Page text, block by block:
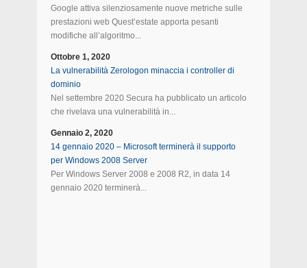
Google attiva silenziosamente nuove metriche sulle
prestazioni web Quest’estate apporta pesanti
modifiche all’algoritmo...
Ottobre 1, 2020
La vulnerabilità Zerologon minaccia i controller di
dominio
Nel settembre 2020 Secura ha pubblicato un articolo
che rivelava una vulnerabilità in...
Gennaio 2, 2020
14 gennaio 2020 – Microsoft terminerà il supporto
per Windows 2008 Server
Per Windows Server 2008 e 2008 R2, in data 14
gennaio 2020 terminerà...